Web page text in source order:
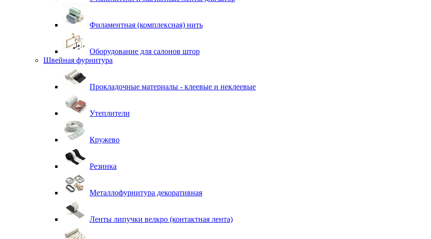
Филаментная (комплексная) нить
Оборудование для салонов штор
Швейная фурнитура
Прокладочные материалы - клеевые и неклеевые
Утеплители
Кружево
Резинка
Металлофурнитура декоративная
Ленты липучки велкро (контактная лента)